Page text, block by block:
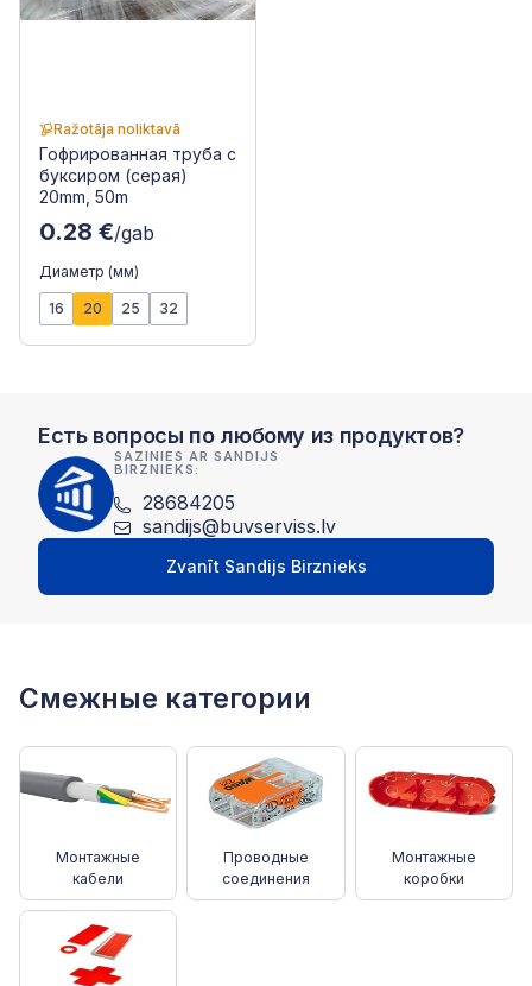
Ražotāja noliktavā
Гофрированная труба с
буксиром (серая)
20mm, 50m
0.28 €/gab
Диаметр (мм)
16 20 25 32
Есть вопросы по любому из продуктов?
SAZINIES AR SANDIJS
BIRZNIEKS:
28684205
sandijs@buvserviss.lv
Zvanīt Sandijs Birznieks
Смежные категории
Монтажные
кабели
Проводные
соединения
Монтажные
коробки